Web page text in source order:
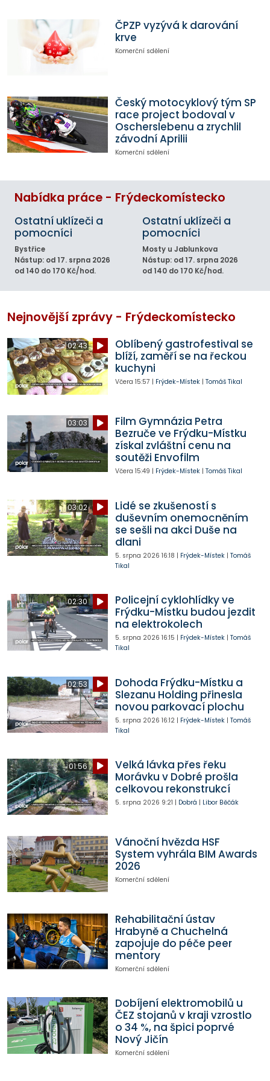
ČPZP vyzývá k darování
krve
Komerční sdělení
Český motocyklový tým SP
race project bodoval v
Oscherslebenu a zrychlil
závodní Aprilii
Komerční sdělení
Nabídka práce - Frýdeckomístecko
Ostatní uklízeči a
pomocníci
Bystřice
Nástup: od 17. srpna 2026
od 140 do 170 Kč/hod.
Ostatní uklízeči a
pomocníci
Mosty u Jablunkova
Nástup: od 17. srpna 2026
od 140 do 170 Kč/hod.
Nejnovější zprávy - Frýdeckomístecko
02:43
Oblíbený gastrofestival se
blíží, zaměří se na řeckou
kuchyni
Včera 15:57 | Frýdek-Místek| Tomáš Tikal
03:03
Film Gymnázia Petra
Bezruče ve Frýdku-Místku
získal zvláštní cenu na
soutěži Envofilm
Včera 15:49 | Frýdek-Místek| Tomáš Tikal
03:02
Lidé se zkušeností s
duševním onemocněním
se sešli na akci Duše na
dlani
5. srpna 2026 16:18 | Frýdek-Místek| Tomáš
Tikal
02:30
Policejní cyklohlídky ve
Frýdku-Místku budou jezdit
na elektrokolech
5. srpna 2026 16:15 | Frýdek-Místek| Tomáš
Tikal
02:53
Dohoda Frýdku-Místku a
Slezanu Holding přinesla
novou parkovací plochu
5. srpna 2026 16:12| Frýdek-Místek| Tomáš
Tikal
01:56
Velká lávka přes řeku
Morávku v Dobré prošla
celkovou rekonstrukcí
5. srpna 2026 9:21 | Dobrá | Libor Běčák
Vánoční hvězda HSF
System vyhrála BIM Awards
2026
Komerční sdělení
Rehabilitační ústav
Hrabyně a Chuchelná
zapojuje do péče peer
mentory
Komerční sdělení
Dobíjení elektromobilů u
ČEZ stojanů v kraji vzrostlo
o 34 %, na špici poprvé
Nový Jičín
Komerční sdělení